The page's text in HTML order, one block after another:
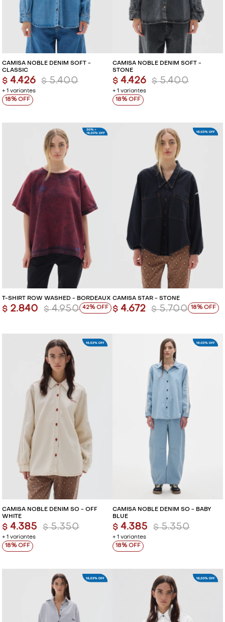
CAMISA NOBLE DENIM SOFT -
CLASSIC
+ 1 variantes
$ 4.426 $ 5.400
18
CAMISA NOBLE DENIM SOFT -
STONE
+ 1 variantes
$ 4.426 $ 5.400
18
T-SHIRT ROW WASHED - BORDEAUX
$ 2.840 $ 4.950 42
CAMISA STAR - STONE
$ 4.672 $ 5.700 18
CAMISA NOBLE DENIM SO - OFF
WHITE
+ 1 variantes
$ 4.385 $ 5.350
18
CAMISA NOBLE DENIM SO - BABY
BLUE
+ 1 variantes
$ 4.385 $ 5.350
18